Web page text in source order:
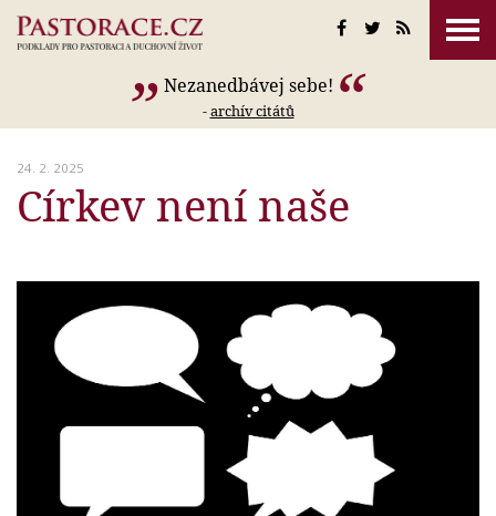
Nezanedbávej sebe!
-archív citátů
24. 2. 2025
Církev není naše